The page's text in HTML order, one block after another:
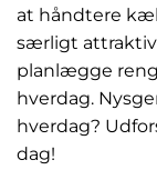
at håndtere
særligt attraktiv
planlægge
hverdag.
hverdag?
dag!